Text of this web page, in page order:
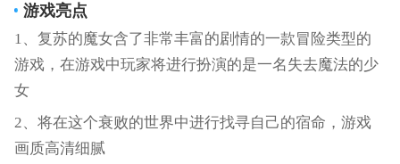
游戏亮点
1、复苏的魔女含了非常丰富的剧情的一款冒险类型的
游戏，在游戏中玩家将进行扮演的是一名失去魔法的少
女
2、将在这个衰败的世界中进行找寻自己的宿命，游戏
画质高清细腻